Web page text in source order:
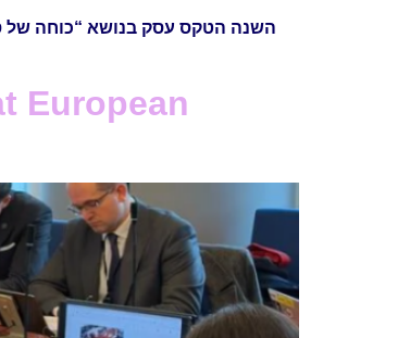
השנה הטקס עסק בנושא “כוחה של
European